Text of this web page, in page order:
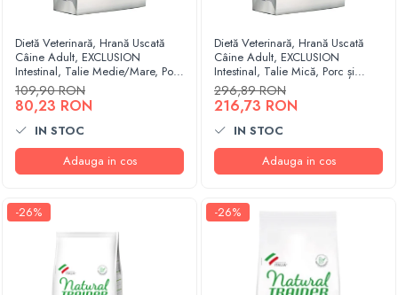
Dietă Veterinară, Hrană Uscată
Câine Adult, EXCLUSION
Intestinal, Talie Medie/Mare, Porc
și Orez, 2kg
109,90 RON
80,23 RON
IN STOC
Adauga in cos
Dietă Veterinară, Hrană Uscată
Câine Adult, EXCLUSION
Intestinal, Talie Mică, Porc și
Orez, 7kg
296,89 RON
216,73 RON
IN STOC
Adauga in cos
-26% -26%